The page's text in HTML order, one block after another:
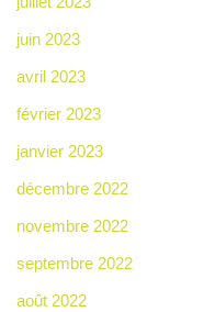
juin 2023
avril 2023
février 2023
janvier 2023
décembre 2022
novembre 2022
septembre 2022
août 2022